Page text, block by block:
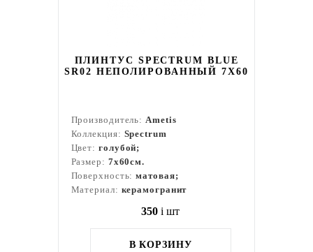
ПЛИНТУС SPECTRUM BLUE
SR02 НЕПОЛИРОВАННЫЙ 7X60
Производитель:Ametis
Коллекция: Spectrum
Цвет: голубой;
Размер: 7x60см.
Поверхность:матовая;
Материал: керамогранит
350 i шт
В КОРЗИНУ